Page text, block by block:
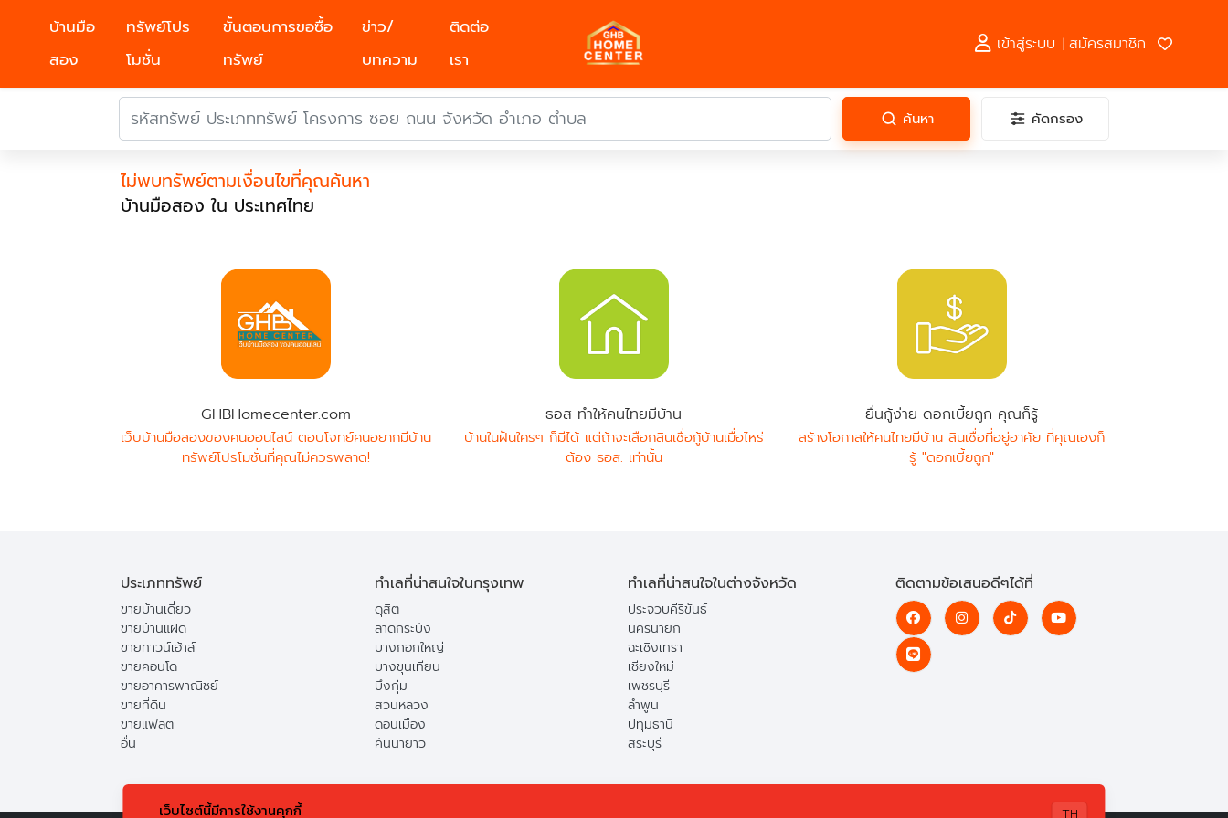
บ้านมือ
สอง
ทรัพย์โปร
โมชั่น
ขั้นตอนการขอซื้อ
ทรัพย์
ข่าว/
บทความ
ติดต่อ
เรา
เข้าสู่ระบบ | สมัครสมาชิก
ค้นหา คัดกรอง
ไม่พบทรัพย์ตามเงื่อนไขที่คุณค้นหา
บ้านมือสอง ใน ประเทศไทย
GHBHomecenter.com
เว็บบ้านมือสองของคนออนไลน์ ตอบโจทย์คนอยากมีบ้าน
ทรัพย์โปรโมชั่นที่คุณไม่ควรพลาด!
ธอส ทำให้คนไทยมีบ้าน
บ้านในฝันใครๆ ก็มีได้ แต่ถ้าจะเลือกสินเชื่อกู้บ้านเมื่อไหร่
ต้อง ธอส. เท่านั้น
ยื่นกู้ง่าย ดอกเบี้ยถูก คุณก็รู้
สร้างโอกาสให้คนไทยมีบ้าน สินเชื่อที่อยู่อาศัย ที่คุณเองก็
รู้ "ดอกเบี้ยถูก"
ประเภททรัพย์
ขายบ้านเดี่ยว
ขายบ้านแฝด
ขายทาวน์เฮ้าส์
ขายคอนโด
ขายอาคารพาณิชย์
ขายที่ดิน
ขายแฟลต
อื่น
ทำเลที่น่าสนใจในกรุงเทพ
ดุสิต
ลาดกระบัง
บางกอกใหญ่
บางขุนเทียน
บึงกุ่ม
สวนหลวง
ดอนเมือง
คันนายาว
ทำเลที่น่าสนใจในต่างจังหวัด
ประจวบคีรีขันธ์
นครนายก
ฉะเชิงเทรา
เชียงใหม่
เพชรบุรี
ลำพูน
ปทุมธานี
สระบุรี
ติดตามข้อเสนอดีๆได้ที่
TH
เว็บไซต์นี้มีการใช้งานคุกกี้